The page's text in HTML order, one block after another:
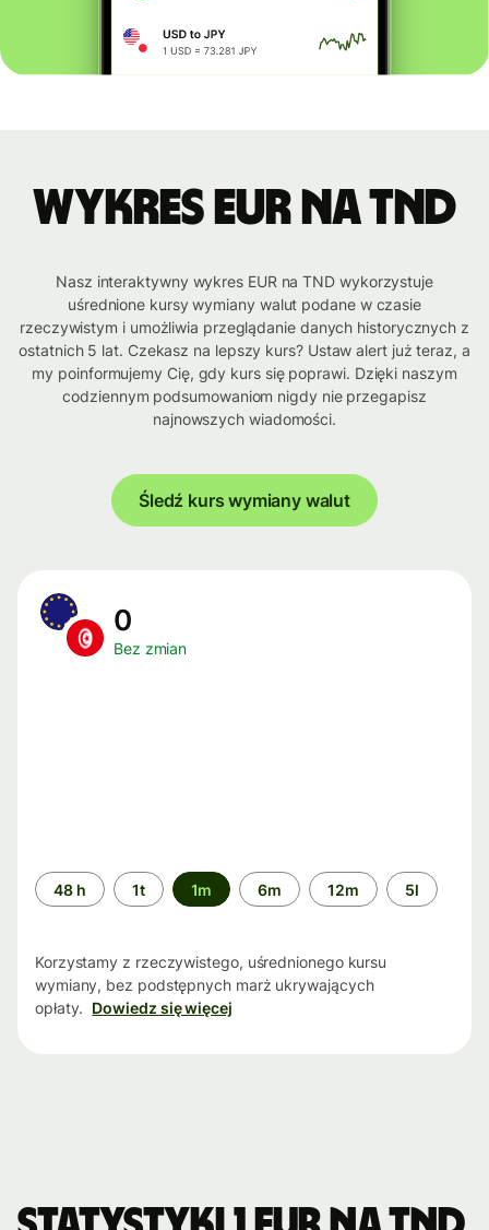
Wykres EUR na TND
Nasz interaktywny wykres EUR na TND wykorzystuje
uśrednione kursy wymiany walut podane w czasie
rzeczywistym i umożliwia przeglądanie danych historycznych z
ostatnich 5 lat. Czekasz na lepszy kurs? Ustaw alert już teraz, a
my poinformujemy Cię, gdy kurs się poprawi. Dzięki naszym
codziennym podsumowaniom nigdy nie przegapisz
najnowszych wiadomości.
Śledź kurs wymiany walut
0
Bez zmian
Przedział
czasu
48 h 1t 1m 6m 12m 5l
Korzystamy z rzeczywistego, uśrednionego kursu
wymiany, bez podstępnych marż ukrywających
opłaty. Dowiedz się więcej